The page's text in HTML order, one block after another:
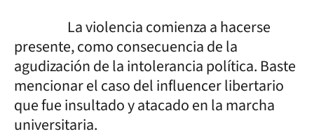
La violencia comienza a hacerse
presente, como consecuencia de la
agudización de la intolerancia política. Baste
mencionar el caso del influencer libertario
que fue insultado y atacado en la marcha
universitaria.